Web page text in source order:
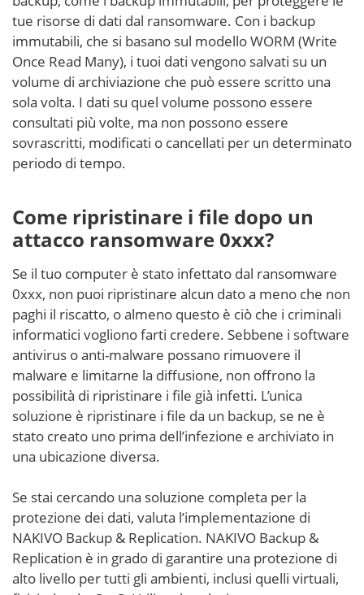
tue risorse di dati dal ransomware. Con i backup
immutabili, che si basano sul modello WORM (Write
Once Read Many), i tuoi dati vengono salvati su un
volume di archiviazione che può essere scritto una
sola volta. I dati su quel volume possono essere
consultati più volte, ma non possono essere
sovrascritti, modificati o cancellati per un determinato
periodo di tempo.
Come ripristinare i file dopo un
attacco ransomware 0xxx?
Se il tuo computer è stato infettato dal ransomware
0xxx, non puoi ripristinare alcun dato a meno che non
paghi il riscatto, o almeno questo è ciò che i criminali
informatici vogliono farti credere. Sebbene i software
antivirus o anti-malware possano rimuovere il
malware e limitarne la diffusione, non offrono la
possibilità di ripristinare i file già infetti. L’unica
soluzione è ripristinare i file da un backup, se ne è
stato creato uno prima dell’infezione e archiviato in
una ubicazione diversa.
Se stai cercando una soluzione completa per la
protezione dei dati, valuta l’implementazione di
NAKIVO Backup & Replication. NAKIVO Backup &
Replication è in grado di garantire una protezione di
alto livello per tutti gli ambienti, inclusi quelli virtuali,